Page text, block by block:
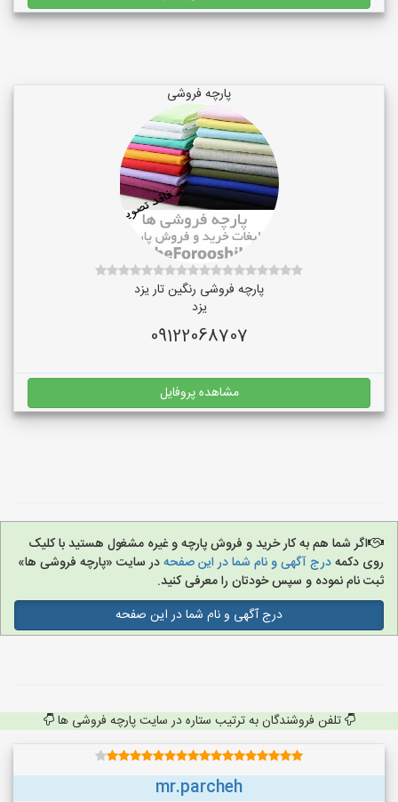
پارچه فروشی
پارچه فروشی رنگین تار یزد
یزد
09122068707
مشاهده پروفایل
اگر شما هم به کار خرید و فروش پارچه و غیره مشغول هستید با کلیک
روی دکمهدرج آگهی و نام شما در این صفحهدر سایت «پارچه فروشی ها»
ثبت نام نموده و سپس خودتان را معرفی کنید.
درج آگهی و نام شما در این صفحه
تلفن فروشندگان به ترتیب ستاره در سایت پارچه فروشی ها
mr.parcheh